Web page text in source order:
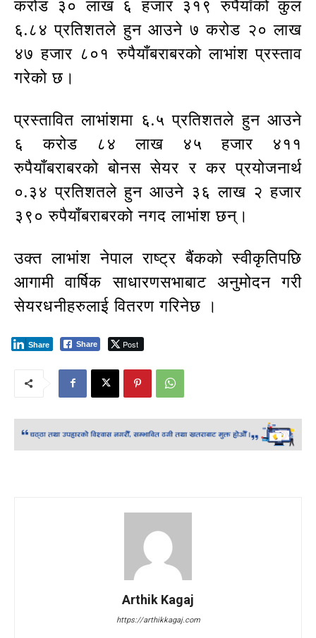
करोड ३० लाख ६ हजार ३१९ रुपैयाँको कुल
६.८४ प्रतिशतले हुन आउने ७ करोड २० लाख
४७ हजार ८०१ रुपैयाँबराबरको लाभांश प्रस्ताव
गरेको छ।
प्रस्तावित लाभांशमा ६.५ प्रतिशतले हुन आउने
६ करोड ८४ लाख ४५ हजार ४११
रुपैयाँबराबरको बोनस सेयर र कर प्रयोजनार्थ
०.३४ प्रतिशतले हुन आउने ३६ लाख २ हजार
३९० रुपैयाँबराबरको नगद लाभांश छन्।
उक्त लाभांश नेपाल राष्ट्र बैंकको स्वीकृतिपछि
आगामी वार्षिक साधारणसभाबाट अनुमोदन गरी
सेयरधनीहरुलाई वितरण गरिनेछ ।
Share Post
Share
Arthik Kagaj
https://arthikkagaj.com